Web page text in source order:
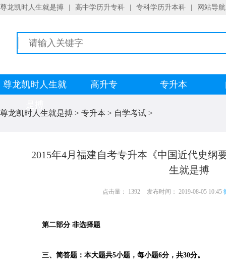
尊龙凯时人生就是搏 高中学历升专科 专科学历升本科 网站导航
尊龙凯时人生就
高升专 专升本
尊龙凯时人生就是搏 > 专升本 > 自学考试 >
2015年4月福建自考专升本《中国近代史纲
生就是搏
点击量： 1392 发布时间： 2019-08-05 10:45
第二部分 非选择题
三、简答题：本大题共5小题，每小题6分，共30分。